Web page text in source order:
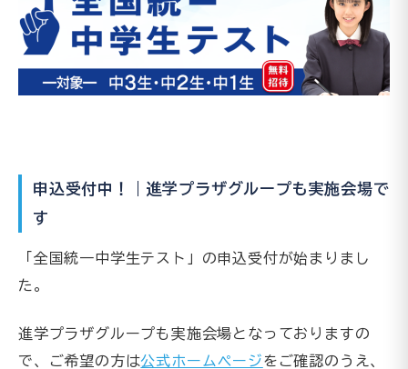
申込受付中！｜進学プラザグループも実施会場で
す
「全国統一中学生テスト」の申込受付が始まりまし
た。
進学プラザグループも実施会場となっておりますの
で、ご希望の方は公式ホームページをご確認のうえ、